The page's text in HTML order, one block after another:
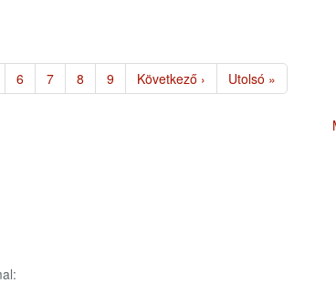
Page
6 Page
7 Page
8 Page
9
Következő
oldal
Következő ›
Utolsó
oldal
Utolsó »